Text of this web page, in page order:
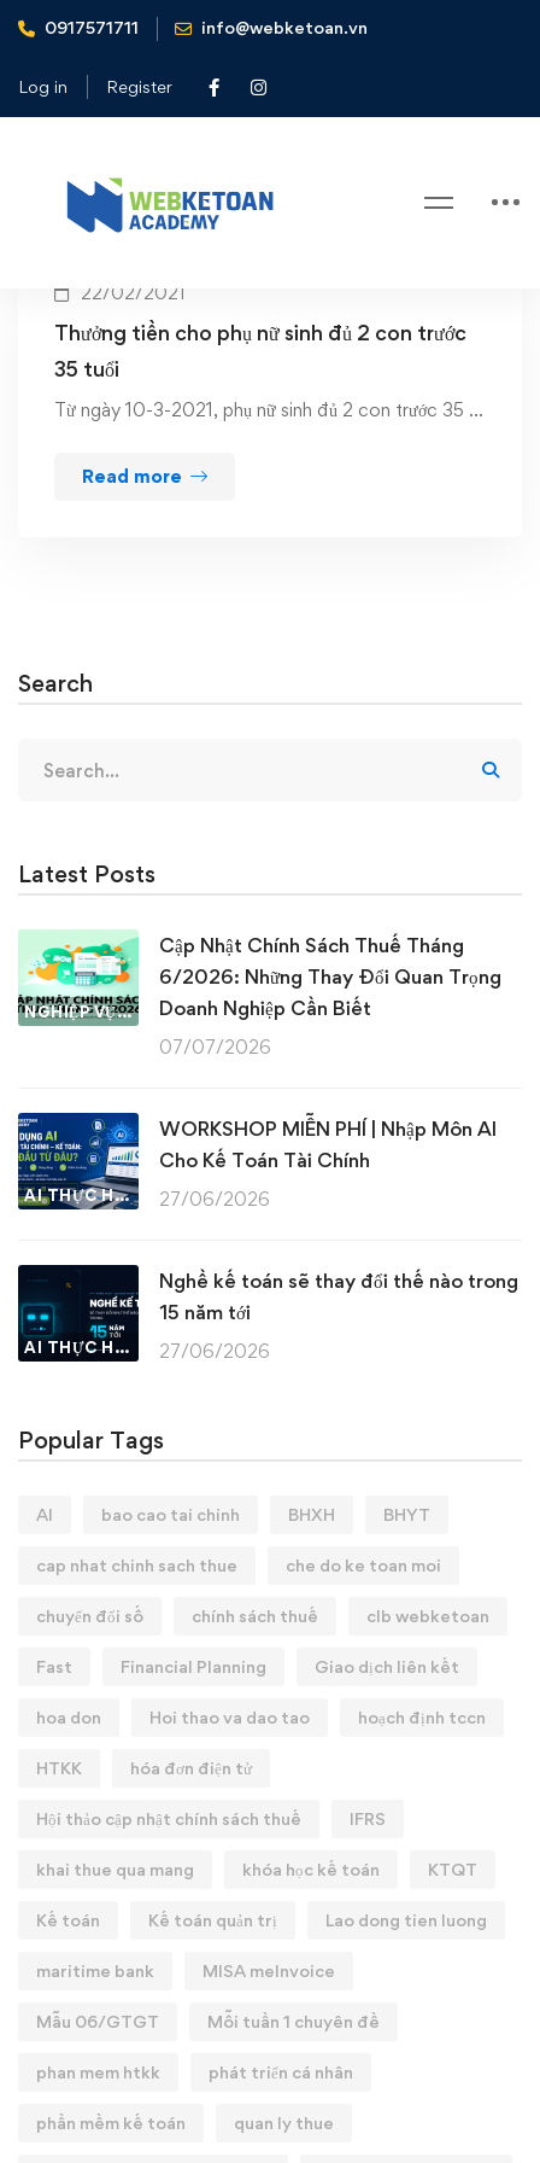
0917571711 info@webketoan.vn
Log in Register
Home sinh 2 con\
Tag: sinh 2 con\
22/02/2021
Thưởng tiền cho phụ nữ sinh đủ 2 con trước
35 tuổi
Từ ngày 10-3-2021, phụ nữ sinh đủ 2 con trước 35 …
Read more
Search
for:
Latest Posts
NGHIỆP VỤ KẾ TOÁN & THUẾ
Cập Nhật Chính Sách Thuế Tháng
6/2026: Những Thay Đổi Quan Trọng
Doanh Nghiệp Cần Biết
07/07/2026
AI THỰC HÀNH
WORKSHOP MIỄN PHÍ | Nhập Môn AI
Cho Kế Toán Tài Chính
27/06/2026
AI THỰC HÀNH
Nghề kế toán sẽ thay đổi thế nào trong
15 năm tới
27/06/2026
Popular Tags
AI bao cao tai chinh BHXH BHYT
cap nhat chinh sach thue che do ke toan moi
chuyển đổi số chính sách thuế clb webketoan
Fast Financial Planning Giao dịch liên kết
hoa don Hoi thao va dao tao hoạch định tccn
HTKK hóa đơn điện tử
Hội thảo cập nhật chính sách thuế IFRS
khai thue qua mang khóa học kế toán KTQT
Kế toán Kế toán quản trị Lao dong tien luong
maritime bank MISA meInvoice
Mẫu 06/GTGT Mỗi tuần 1 chuyên đề
phan mem htkk phát triển cá nhân
phần mềm kế toán quan ly thue